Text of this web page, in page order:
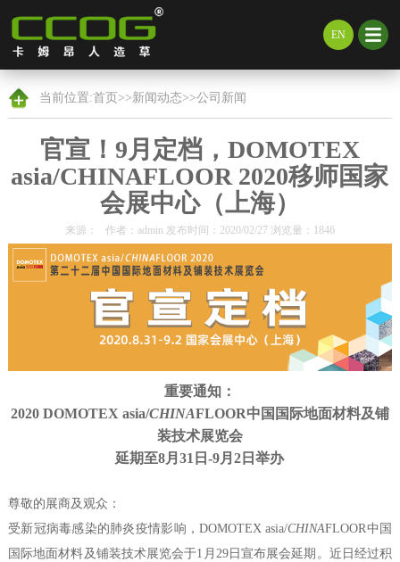
EN
当前位置:首页 >>新闻动态>>公司新闻
官宣！9月定档，DOMOTEX
asia/CHINAFLOOR 2020移师国家
会展中心（上海）
来源： 作者：admin 发布时间：2020/02/27 浏览量：1846
重要通知：
2020 DOMOTEX asia/CHINAFLOOR中国国际地面材料及铺
装技术展览会
延期至8月31日-9月2日举办
尊敬的展商及观众：
受新冠病毒感染的肺炎疫情影响，DOMOTEX asia/CHINAFLOOR中国
国际地面材料及铺装技术展览会于1月29日宣布展会延期。近日经过积